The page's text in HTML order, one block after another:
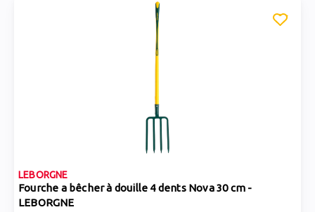
LEBORGNE
Fourche a bêcher à douille 4 dents Nova 30 cm -
LEBORGNE